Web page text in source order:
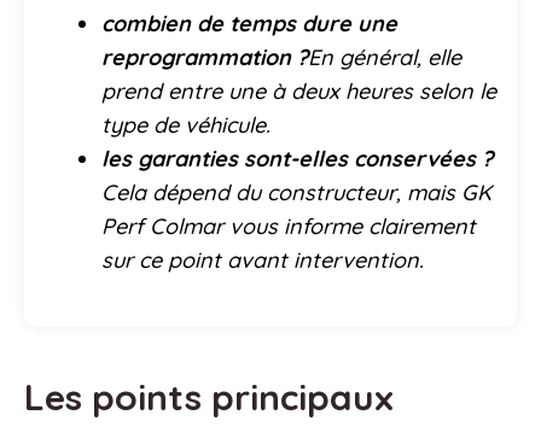
combien de temps dure une
reprogrammation ?En général, elle
prend entre une à deux heures selon le
type de véhicule.
les garanties sont-elles conservées ?
Cela dépend du constructeur, mais GK
Perf Colmar vous informe clairement
sur ce point avant intervention.
Les points principaux